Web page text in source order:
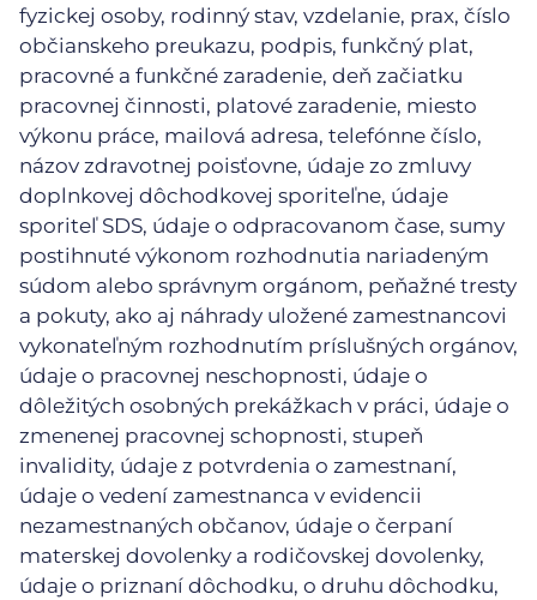
fyzickej osoby, rodinný stav, vzdelanie, prax, číslo
občianskeho preukazu, podpis, funkčný plat,
pracovné a funkčné zaradenie, deň začiatku
pracovnej činnosti, platové zaradenie, miesto
výkonu práce, mailová adresa, telefónne číslo,
názov zdravotnej poisťovne, údaje zo zmluvy
doplnkovej dôchodkovej sporiteľne, údaje
sporiteľ SDS, údaje o odpracovanom čase, sumy
postihnuté výkonom rozhodnutia nariadeným
súdom alebo správnym orgánom, peňažné tresty
a pokuty, ako aj náhrady uložené zamestnancovi
vykonateľným rozhodnutím príslušných orgánov,
údaje o pracovnej neschopnosti, údaje o
dôležitých osobných prekážkach v práci, údaje o
zmenenej pracovnej schopnosti, stupeň
invalidity, údaje z potvrdenia o zamestnaní,
údaje o vedení zamestnanca v evidencii
nezamestnaných občanov, údaje o čerpaní
materskej dovolenky a rodičovskej dovolenky,
údaje o priznaní dôchodku, o druhu dôchodku,